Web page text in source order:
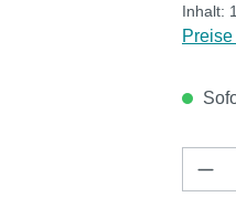
Inhalt: 1